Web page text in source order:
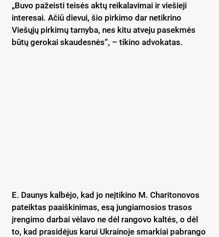
„Buvo pažeisti teisės aktų reikalavimai ir viešieji
interesai. Ačiū dievui, šio pirkimo dar netikrino
Viešųjų pirkimų tarnyba, nes kitu atveju pasekmės
būtų gerokai skaudesnės“, – tikino advokatas.
E. Daunys kalbėjo, kad jo neįtikino M. Charitonovos
pateiktas paaiškinimas, esą jungiamosios trasos
įrengimo darbai vėlavo ne dėl rangovo kaltės, o dėl
to, kad prasidėjus karui Ukrainoje smarkiai pabrango